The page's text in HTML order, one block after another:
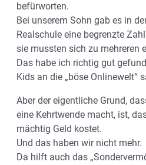
befürworten.
Bei unserem Sohn gab es in
Realschule eine begrenzte
sie mussten sich zu mehreren
Das habe ich richtig gut
Kids an die „böse Onlinewelt“
Aber der eigentliche Grund,
eine Kehrtwende macht, ist,
mächtig Geld kostet.
Und das haben wir nicht mehr.
Da hilft auch das